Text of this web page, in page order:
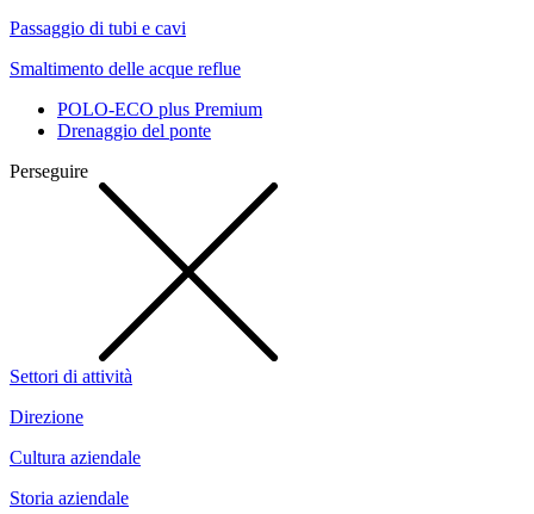
Passaggio di tubi e cavi
Smaltimento delle acque reflue
POLO-ECO plus Premium
Drenaggio del ponte
Perseguire
Settori di attività
Direzione
Cultura aziendale
Storia aziendale